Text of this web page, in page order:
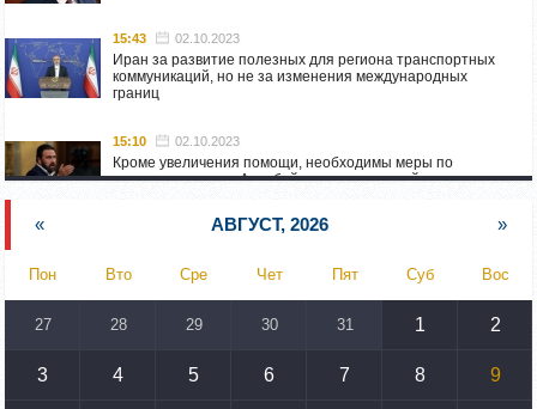
15:43 02.10.2023
Иран за развитие полезных для региона транспортных
коммуникаций, но не за изменения международных
границ
15:10 02.10.2023
Кроме увеличения помощи, необходимы меры по
пресечению угроз Азербайджана: испанский депутат
Азербайджан обстреляли автомобиль ВС Армении,
перевозивший продовольствие
14:46 02.10.2023
парламентарий – Алену Симоняну
« АВГУСТ, 2026 »
Пон Вто Сре Чет Пят Суб Вос
27 28 29 30 31 1 2
3 4 5 6 7 8 9